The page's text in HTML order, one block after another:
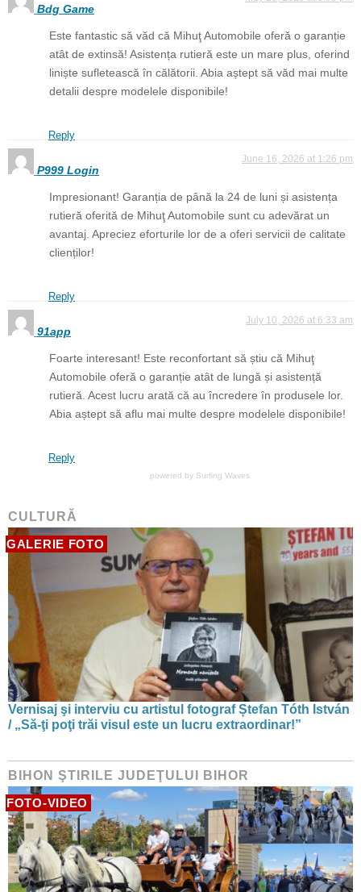
Bdg Game
Este fantastic să văd că Mihuţ Automobile oferă o garanție
atât de extinsă! Asistența rutieră este un mare plus, oferind
liniște sufletească în călătorii. Abia aștept să văd mai multe
detalii despre modelele disponibile!
Reply
P999 Login
June 16, 2026 at 1:26 pm
Impresionant! Garanția de până la 24 de luni și asistența
rutieră oferită de Mihuţ Automobile sunt cu adevărat un
avantaj. Apreciez eforturile lor de a oferi servicii de calitate
clienților!
Reply
91app
July 10, 2026 at 6:33 am
Foarte interesant! Este reconfortant să știu că Mihuţ
Automobile oferă o garanție atât de lungă și asistență
rutieră. Acest lucru arată că au încredere în produsele lor.
Abia aștept să aflu mai multe despre modelele disponibile!
Reply
powered by Surfing Waves
CULTURĂ
GALERIE FOTO
Vernisaj şi interviu cu artistul fotograf Ștefan Tóth István
/ „Să-ţi poţi trăi visul este un lucru extraordinar!”
BIHON ŞTIRILE JUDEŢULUI BIHOR
FOTO-VIDEO